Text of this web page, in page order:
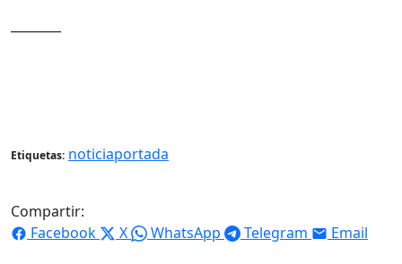
Etiquetas: noticiaportada
Compartir:
Facebook
X WhatsApp Telegram Email